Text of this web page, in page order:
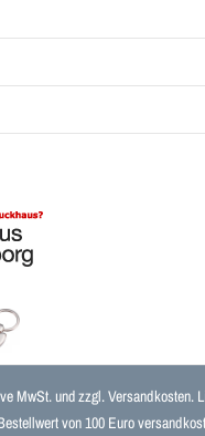
MwSt. und zzgl. Versandkosten.
von 100 Euro